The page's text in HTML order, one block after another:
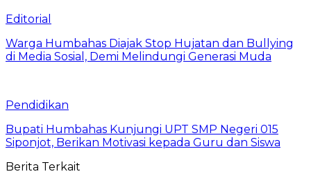
Editorial
Warga Humbahas Diajak Stop Hujatan dan Bullying
di Media Sosial, Demi Melindungi Generasi Muda
Pendidikan
Bupati Humbahas Kunjungi UPT SMP Negeri 015
Siponjot, Berikan Motivasi kepada Guru dan Siswa
Berita Terkait